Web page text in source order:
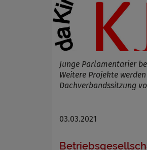
Junge Parlamentarier
Weitere Projekte
Dachverbandssitzung
03.03.2021